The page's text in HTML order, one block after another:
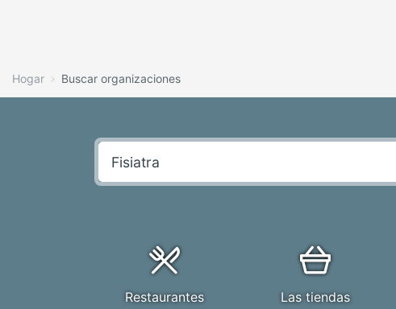
Hogar Buscar organizaciones
Restaurantes Las tiendas